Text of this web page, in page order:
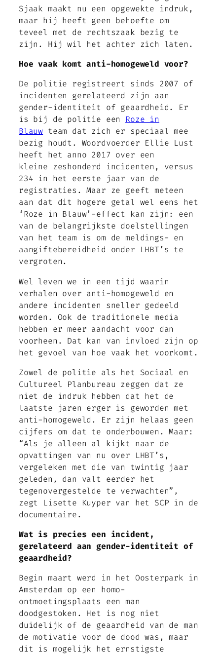
Sjaak maakt nu een opgewekte indruk,
maar hij heeft geen behoefte om
teveel met de rechtszaak bezig te
zijn. Hij wil het achter zich laten.
Hoe vaak komt anti-homogeweld voor?
De politie registreert sinds 2007 of
incidenten gerelateerd zijn aan
gender-identiteit of geaardheid. Er
is bij de politie een Roze in
Blauw team dat zich er speciaal mee
bezig houdt. Woordvoerder Ellie Lust
heeft het anno 2017 over een
kleine zeshonderd incidenten, versus
234 in het eerste jaar van de
registraties. Maar ze geeft meteen
aan dat dit hogere getal wel eens het
‘Roze in Blauw’-effect kan zijn: een
van de belangrijkste doelstellingen
van het team is om de meldings- en
aangiftebereidheid onder LHBT’s te
vergroten.
Wel leven we in een tijd waarin
verhalen over anti-homogeweld en
andere incidenten sneller gedeeld
worden. Ook de traditionele media
hebben er meer aandacht voor dan
voorheen. Dat kan van invloed zijn op
het gevoel
van hoe vaak het voorkomt.
Zowel de politie als het Sociaal en
Cultureel Planbureau zeggen dat ze
niet de indruk hebben dat het de
laatste jaren erger is geworden met
anti-homogeweld. Er zijn helaas geen
cijfers om dat te onderbouwen. Maar:
“Als je alleen al kijkt naar de
opvattingen van nu over LHBT’s,
vergeleken met die van twintig jaar
geleden, dan valt eerder het
tegenovergestelde te verwachten”,
zegt Lisette Kuyper van het SCP in de
documentaire.
Wat is precies een incident,
gerelateerd aan gender-identiteit of
geaardheid?
Begin maart werd in het Oosterpark in
Amsterdam op een homo-
ontmoetingsplaats een man
doodgestoken. Het is nog niet
duidelijk of de geaardheid van de man
de motivatie voor de dood was, maar
dit is mogelijk het ernstigste